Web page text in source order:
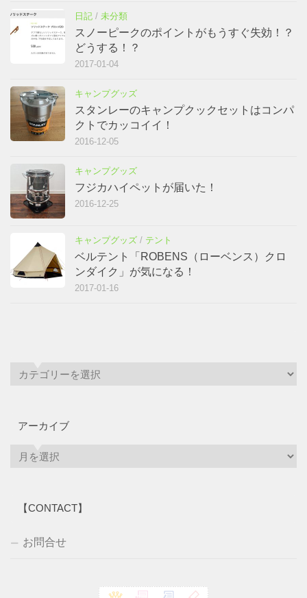
日記 / 未分類
スノーピークのポイントがもうすぐ失効！？
どうする！？
2017-01-04
キャンプグッズ
スタンレーのキャンプクックセットはコンパ
クトでカッコイイ！
2016-12-05
キャンプグッズ
フジカハイペットが届いた！
2016-12-25
キャンプグッズ / テント
ベルテント「ROBENS（ローベンス）クロ
ンダイク」が気になる！
2017-01-16
アーカイブ
【CONTACT】
お問合せ